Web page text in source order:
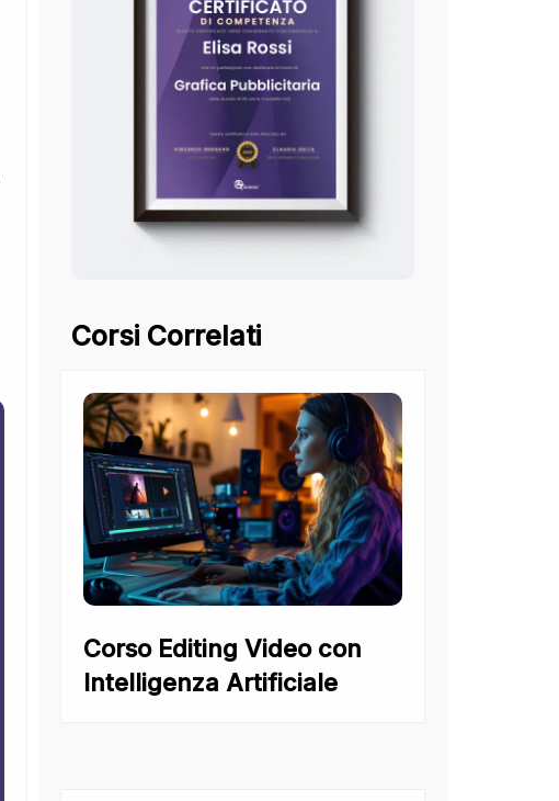
Corsi Correlati
Corso Editing Video con
Intelligenza Artificiale